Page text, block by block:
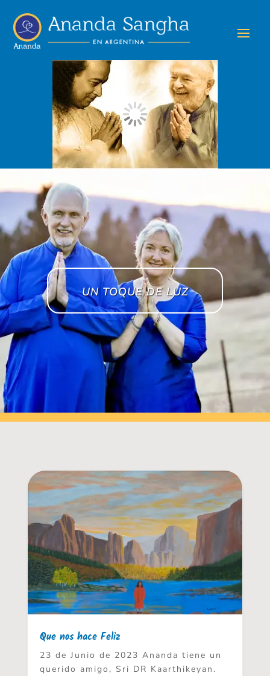
UN TOQUE DE LUZ
Que nos hace Feliz
23 de Junio de 2023 Ananda tiene un
querido amigo, Sri DR Kaarthikeyan.